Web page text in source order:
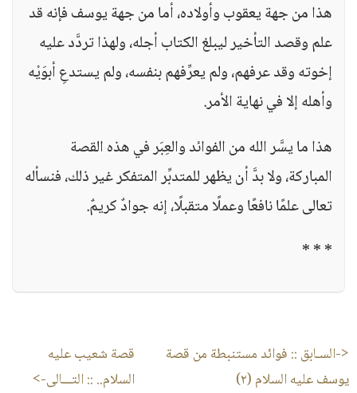
هذا من جهة يعقوب وأولاده، أما من جهة يوسف فإنه قد
علم وقصد التأخير ليبلغ الكتاب أجله، ولهذا تردَّد عليه
إخوته وقد عرفهم، ولم يعرِّفهم بنفسه، ولم يستدعِ أبوَيْه
وأهله إلا في نهاية الأمر.
هذا ما يسَّر الله من الفوائد والعِبَر في هذه القصة
المباركة، ولا بدَّ أن يظهر للمتدبِّر المتفكر غير ذلك، فنسأله
تعالى علمًا نافعًا وعملًا متقبلًا، إنه جوادٌ كريمٌ.
* * *
<-السـابق :: فوائد مستنبطة من قصة
يوسف عليه السلام (٢)
قصة شعيب عليه
السلام.. :: التـــالى->